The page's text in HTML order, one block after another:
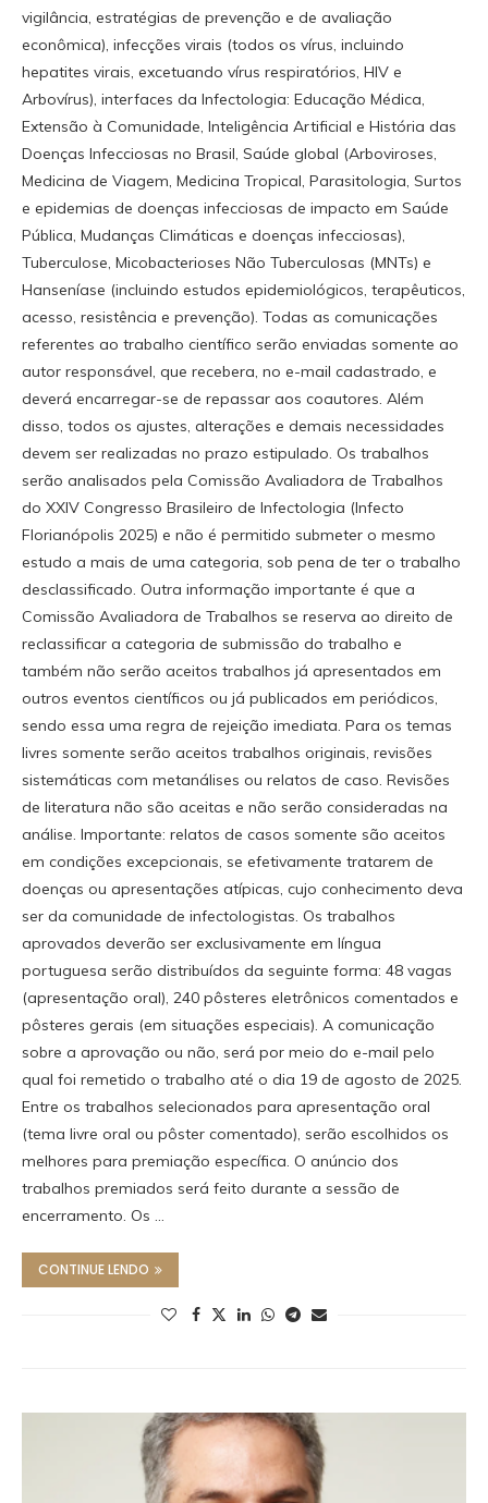
vigilância, estratégias de prevenção e de avaliação
econômica), infecções virais (todos os vírus, incluindo
hepatites virais, excetuando vírus respiratórios, HIV e
Arbovírus), interfaces da Infectologia: Educação Médica,
Extensão à Comunidade, Inteligência Artificial e História das
Doenças Infecciosas no Brasil, Saúde global (Arboviroses,
Medicina de Viagem, Medicina Tropical, Parasitologia, Surtos
e epidemias de doenças infecciosas de impacto em Saúde
Pública, Mudanças Climáticas e doenças infecciosas),
Tuberculose, Micobacterioses Não Tuberculosas (MNTs) e
Hanseníase (incluindo estudos epidemiológicos, terapêuticos,
acesso, resistência e prevenção). Todas as comunicações
referentes ao trabalho científico serão enviadas somente ao
autor responsável, que recebera, no e-mail cadastrado, e
deverá encarregar-se de repassar aos coautores. Além
disso, todos os ajustes, alterações e demais necessidades
devem ser realizadas no prazo estipulado. Os trabalhos
serão analisados pela Comissão Avaliadora de Trabalhos
do XXIV Congresso Brasileiro de Infectologia (Infecto
Florianópolis 2025) e não é permitido submeter o mesmo
estudo a mais de uma categoria, sob pena de ter o trabalho
desclassificado. Outra informação importante é que a
Comissão Avaliadora de Trabalhos se reserva ao direito de
reclassificar a categoria de submissão do trabalho e
também não serão aceitos trabalhos já apresentados em
outros eventos científicos ou já publicados em periódicos,
sendo essa uma regra de rejeição imediata. Para os temas
livres somente serão aceitos trabalhos originais, revisões
sistemáticas com metanálises ou relatos de caso. Revisões
de literatura não são aceitas e não serão consideradas na
análise. Importante: relatos de casos somente são aceitos
em condições excepcionais, se efetivamente tratarem de
doenças ou apresentações atípicas, cujo conhecimento deva
ser da comunidade de infectologistas. Os trabalhos
aprovados deverão ser exclusivamente em língua
portuguesa serão distribuídos da seguinte forma: 48 vagas
(apresentação oral), 240 pôsteres eletrônicos comentados e
pôsteres gerais (em situações especiais). A comunicação
sobre a aprovação ou não, será por meio do e-mail pelo
qual foi remetido o trabalho até o dia 19 de agosto de 2025.
Entre os trabalhos selecionados para apresentação oral
(tema livre oral ou pôster comentado), serão escolhidos os
melhores para premiação específica. O anúncio dos
trabalhos premiados será feito durante a sessão de
encerramento. Os …
CONTINUE LENDO